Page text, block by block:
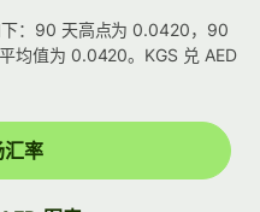
：90 天高点为 0.0420，90
均值为 0.0420。KGS 兑 AED
汇率